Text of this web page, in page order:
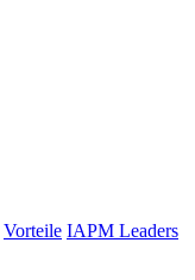
Vorteile IAPM Leaders